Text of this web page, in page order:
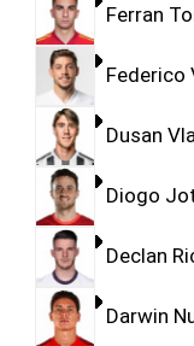
Ferran
Federico
Dusan
Diogo
Declan
Darwin